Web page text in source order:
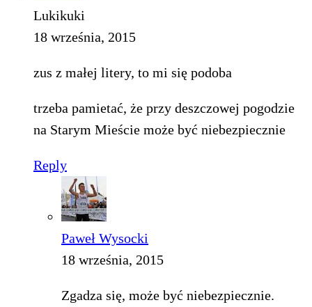
Lukikuki
18 września, 2015
zus z małej litery, to mi się podoba
trzeba pamietać, że przy deszczowej pogodzie
na Starym Mieście może być niebezpiecznie
Reply
Paweł Wysocki
18 września, 2015
Zgadza się, może być niebezpiecznie.